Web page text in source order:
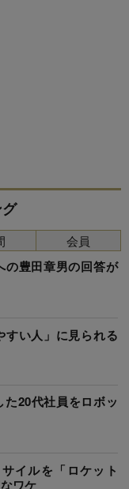
の豊田章男の回答が
すい人」に見られる
20代社員をロボッ
イルを「ロケット
ワケ
会員